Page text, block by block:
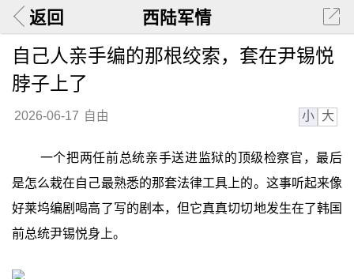
返回 西陆军情
自己人亲手编的那根绞索，套在尹锡悦
脖子上了
2026-06-17 自由 小 大
一个把两任前总统亲手送进监狱的顶级检察官，最后
是怎么栽在自己最熟悉的那套法律工具上的。这事听起来像
好莱坞编剧喝高了写的剧本，但它真真切切地发生在了韩国
前总统尹锡悦身上。